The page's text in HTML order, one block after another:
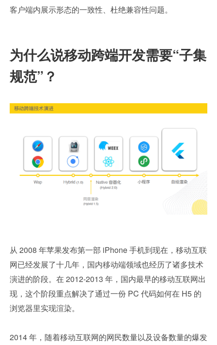
客户端内展示形态的一致性、杜绝兼容性问题。
为什么说移动跨端开发需要“子集
规范”？
从 2008 年苹果发布第一部 iPhone 手机到现在，移动互联
网已经发展了十几年，国内移动端领域也经历了诸多技术
演进的阶段。在 2012-2013 年，国内最早的移动互联网出
现，这个阶段重点解决了通过一份 PC 代码如何在 H5 的
浏览器里实现渲染。
2014 年，随着移动互联网的网民数量以及设备数量的爆发